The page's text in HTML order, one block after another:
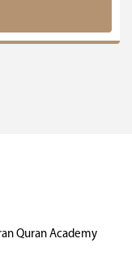
Quran Academy